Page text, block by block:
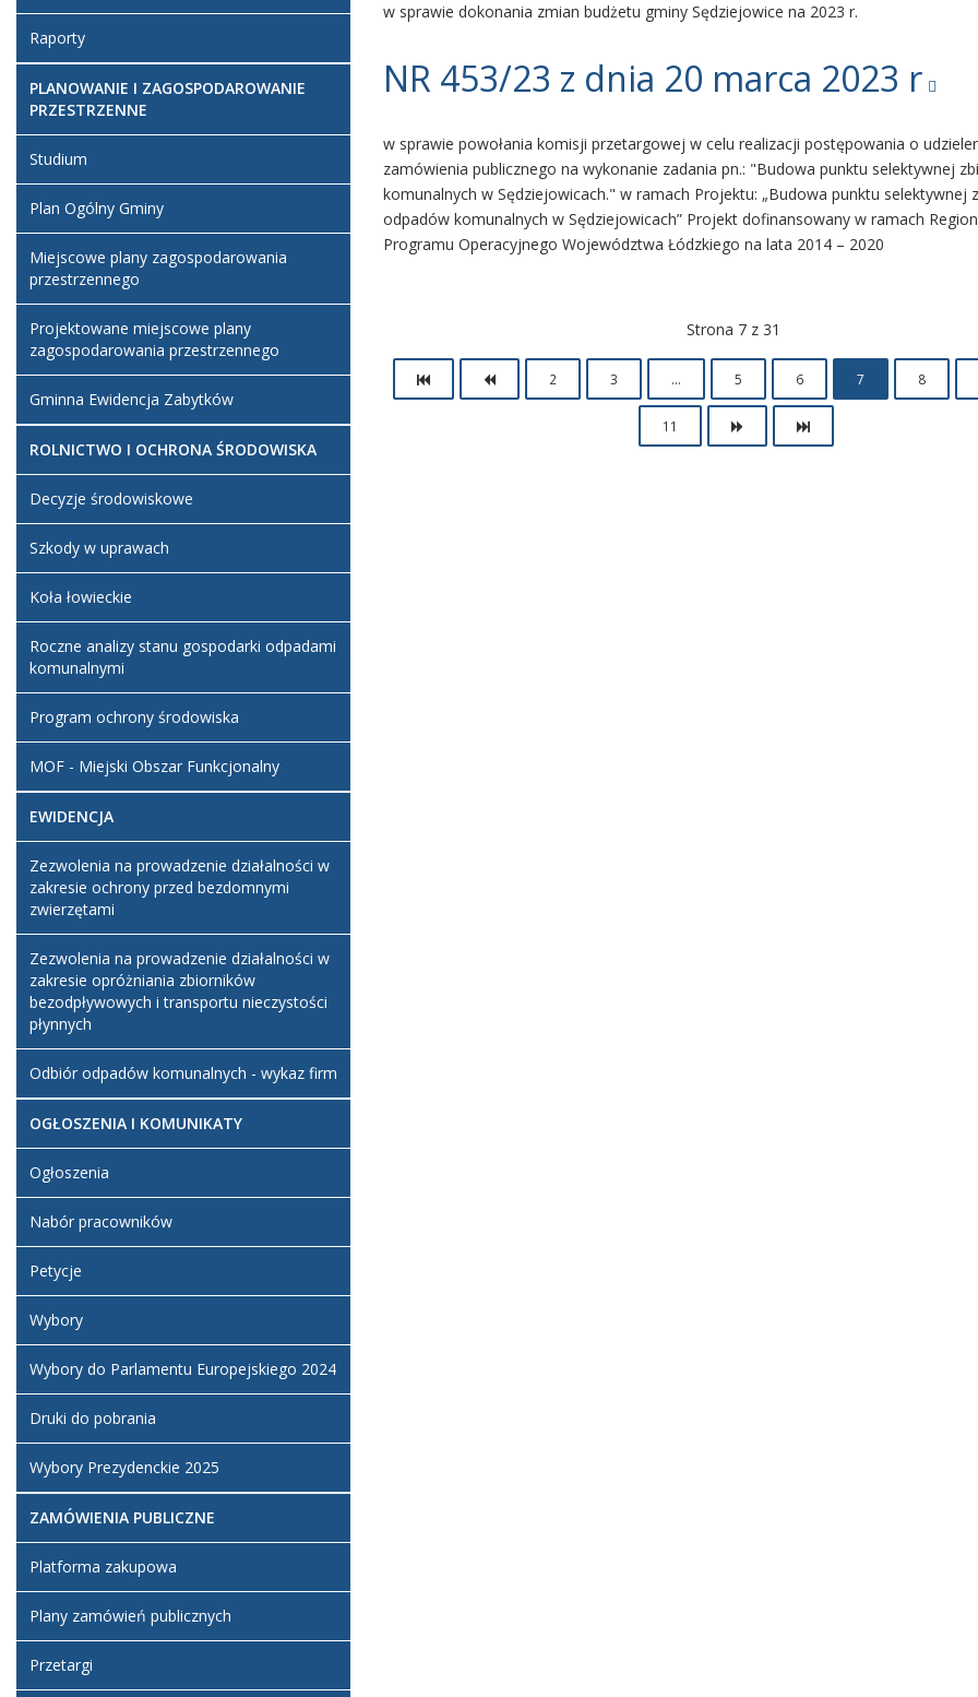
w sprawie dokonania zmian budżetu gminy Sędziejowice na 2023 r.
NR 453/23 z dnia 20 marca 2023 r
w sprawie powołania komisji przetargowej w celu realizacji postępowania o
zamówienia publicznego na wykonanie zadania pn.: "Budowa punktu selektywnej
komunalnych w Sędziejowicach." w ramach Projektu: „Budowa punktu selektywnej
odpadów komunalnych w Sędziejowicach” Projekt dofinansowany w ramach
Programu Operacyjnego Województwa Łódzkiego na lata 2014 – 2020
Strona 7 z 31
2 3 ... 5 6 7 8
11
Raporty
PLANOWANIE I ZAGOSPODAROWANIE
PRZESTRZENNE
Studium
Plan Ogólny Gminy
Miejscowe plany zagospodarowania
przestrzennego
Projektowane miejscowe plany
zagospodarowania przestrzennego
Gminna Ewidencja Zabytków
ROLNICTWO I OCHRONA ŚRODOWISKA
Decyzje środowiskowe
Szkody w uprawach
Koła łowieckie
Roczne analizy stanu gospodarki odpadami
komunalnymi
Program ochrony środowiska
MOF - Miejski Obszar Funkcjonalny
EWIDENCJA
Zezwolenia na prowadzenie działalności w
zakresie ochrony przed bezdomnymi
zwierzętami
Zezwolenia na prowadzenie działalności w
zakresie opróżniania zbiorników
bezodpływowych i transportu nieczystości
płynnych
Odbiór odpadów komunalnych - wykaz firm
OGŁOSZENIA I KOMUNIKATY
Ogłoszenia
Nabór pracowników
Petycje
Wybory
Wybory do Parlamentu Europejskiego 2024
Druki do pobrania
Wybory Prezydenckie 2025
ZAMÓWIENIA PUBLICZNE
Platforma zakupowa
Plany zamówień publicznych
Przetargi